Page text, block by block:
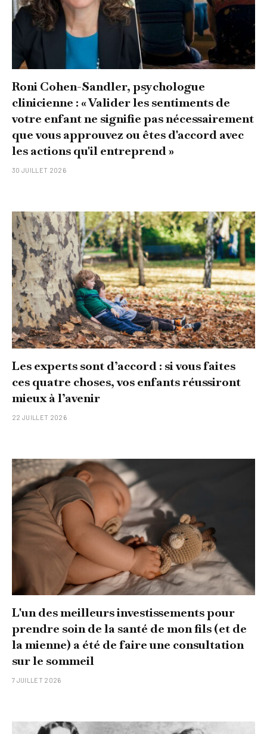
Roni Cohen-Sandler, psychologue
clinicienne : « Valider les sentiments de
votre enfant ne signifie pas nécessairement
que vous approuvez ou êtes d'accord avec
les actions qu'il entreprend »
30 JUILLET 2026
Les experts sont d’accord : si vous faites
ces quatre choses, vos enfants réussiront
mieux à l’avenir
22 JUILLET 2026
L'un des meilleurs investissements pour
prendre soin de la santé de mon fils (et de
la mienne) a été de faire une consultation
sur le sommeil
7 JUILLET 2026